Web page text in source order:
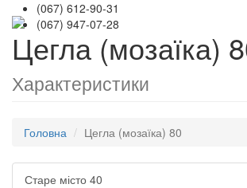
(067) 612-90-31
(067) 947-07-28
Цегла (мозаїка)
Характеристики
Головна Цегла (мозаїка) 80
Старе місто 40